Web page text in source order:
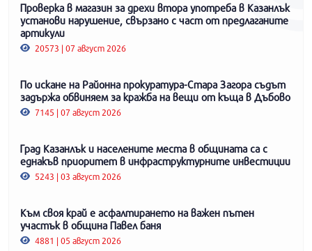
Проверка в магазин за дрехи втора употреба в Казанлък
установи нарушение, свързано с част от предлаганите
артикули
20573 | 07 август 2026
По искане на Районна прокуратура-Стара Загора съдът
задържа обвиняем за кражба на вещи от къща в Дъбово
7145 | 07 август 2026
Град Казанлък и населените места в общината са с
еднакъв приоритет в инфраструктурните инвестиции
5243 | 03 август 2026
Към своя край е асфалтирането на важен пътен
участък в община Павел баня
4881 | 05 август 2026